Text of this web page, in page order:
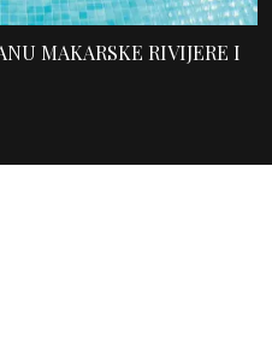
MAKARSKE RIVIJERE I